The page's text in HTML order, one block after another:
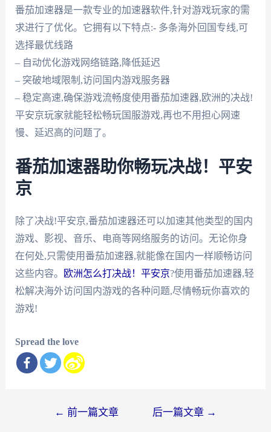
番茄加速器是一款专业的加速器软件,针对游戏玩家的需
求进行了优化。它拥有以下特点:- 多条海外回国专线,可
选择最优线路
– 自动优化游戏网络链路,降低延迟
– 突破地域限制,访问国内游戏服务器
– 稳定高速,确保游戏流畅度使用番茄加速器,欧洲的决战!
平安京玩家就能轻松畅玩国服游戏,再也不用担心网速
慢、延迟高的问题了。
番茄加速器助你畅玩决战！平安
京
除了决战!平安京,番茄加速器还可以加速其他类型的国内
游戏、影视、音乐、电商等网络服务的访问。无论你身
在何处,只需使用番茄加速器,就能像在国内一样顺畅访问
这些内容。
欧洲怎么打决战！平安京?使用番茄加速器,轻
松解决海外访问国内游戏的各种问题,尽情畅玩你喜欢的
游戏!
Spread the love
← 前一篇文章 后一篇文章 →